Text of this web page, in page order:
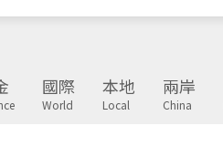
國際
World
本地
Local
兩岸
China